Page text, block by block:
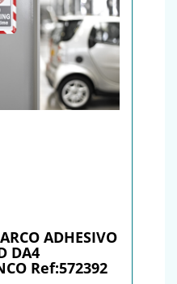
ADHESIVO
DA4
Ref:572392